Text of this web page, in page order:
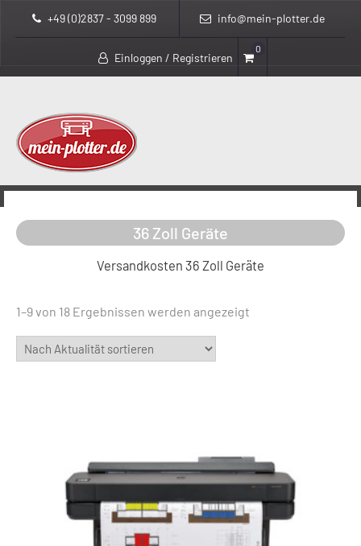
+49 (0)2837 - 3099 899 info@mein-plotter.de
Einloggen / Registrieren
0
> >
36 Zoll Geräte
Versandkosten 36 Zoll Geräte
1–9 von 18 Ergebnissen werden angezeigt